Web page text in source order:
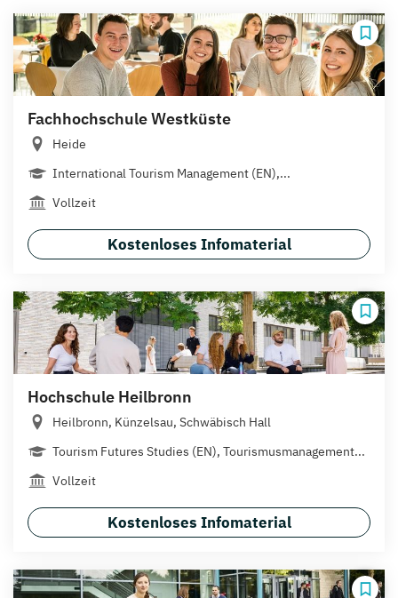
Fachhochschule Westküste
Heide
International Tourism Management (EN),...
Vollzeit
Kostenloses Infomaterial
Hochschule Heilbronn
Heilbronn, Künzelsau, Schwäbisch Hall
Tourism Futures Studies (EN), Tourismusmanagement...
Vollzeit
Kostenloses Infomaterial